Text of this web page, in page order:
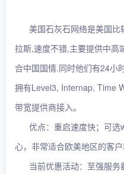
美国石灰石网络是美国比
拉斯,速度不错,主要提供中高
合中国国情.同时他们有24小
拥有Level3, Internap, Time
带宽提供商接入。
优点：重启速度快；可选
心，非常适合欧美地区的客户
当前优惠活动：至强服务